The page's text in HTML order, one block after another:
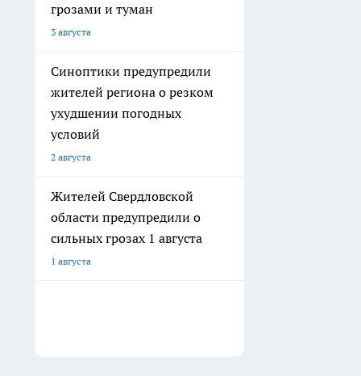
грозами и туман
3 августа
Синоптики предупредили
жителей региона о резком
ухудшении погодных
условий
2 августа
Жителей Свердловской
области предупредили о
сильных грозах 1 августа
1 августа